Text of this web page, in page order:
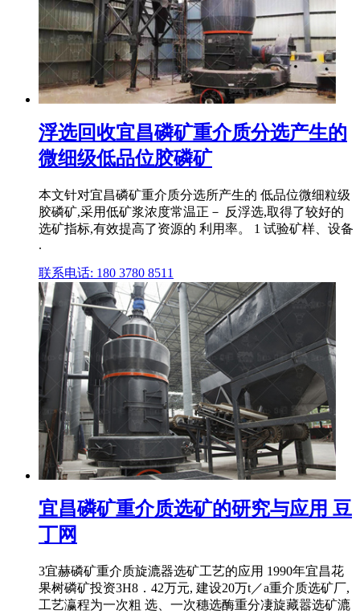
浮选回收宜昌磷矿重介质分选产生的
微细级低品位胶磷矿
本文针对宜昌磷矿重介质分选所产生的 低品位微细粒级
胶磷矿,采用低矿浆浓度常温正－ 反浮选,取得了较好的
选矿指标,有效提高了资源的 利用率。 1 试验矿样、设备
.
联系电话: 180 3780 8511
宜昌磷矿重介质选矿的研究与应用 豆
丁网
3宜赫磷矿重介质旋漉器选矿工艺的应用 1990年宜昌花
果树磷矿投资3H8．42万元, 建设20万t／a重介质选矿厂,
工艺瀛程为一次粗 选、一次穗选酶重分凄旋藏嚣选矿漉